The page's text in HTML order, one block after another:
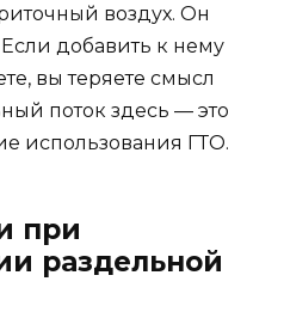
воздух. Он
Если добавить к нему
вы теряете смысл
поток здесь — это
использования ГТО.
при
раздельной